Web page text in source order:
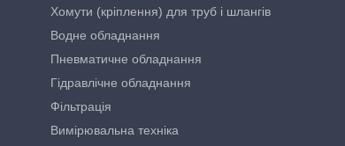
Хомути (кріплення) для труб і шлангів
Водне обладнання
Пневматичне обладнання
Гідравлічне обладнання
Фільтрація
Вимірювальна техніка